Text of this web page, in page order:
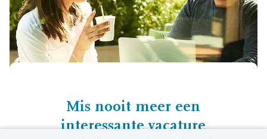
Mis nooit meer een
interessante vacature